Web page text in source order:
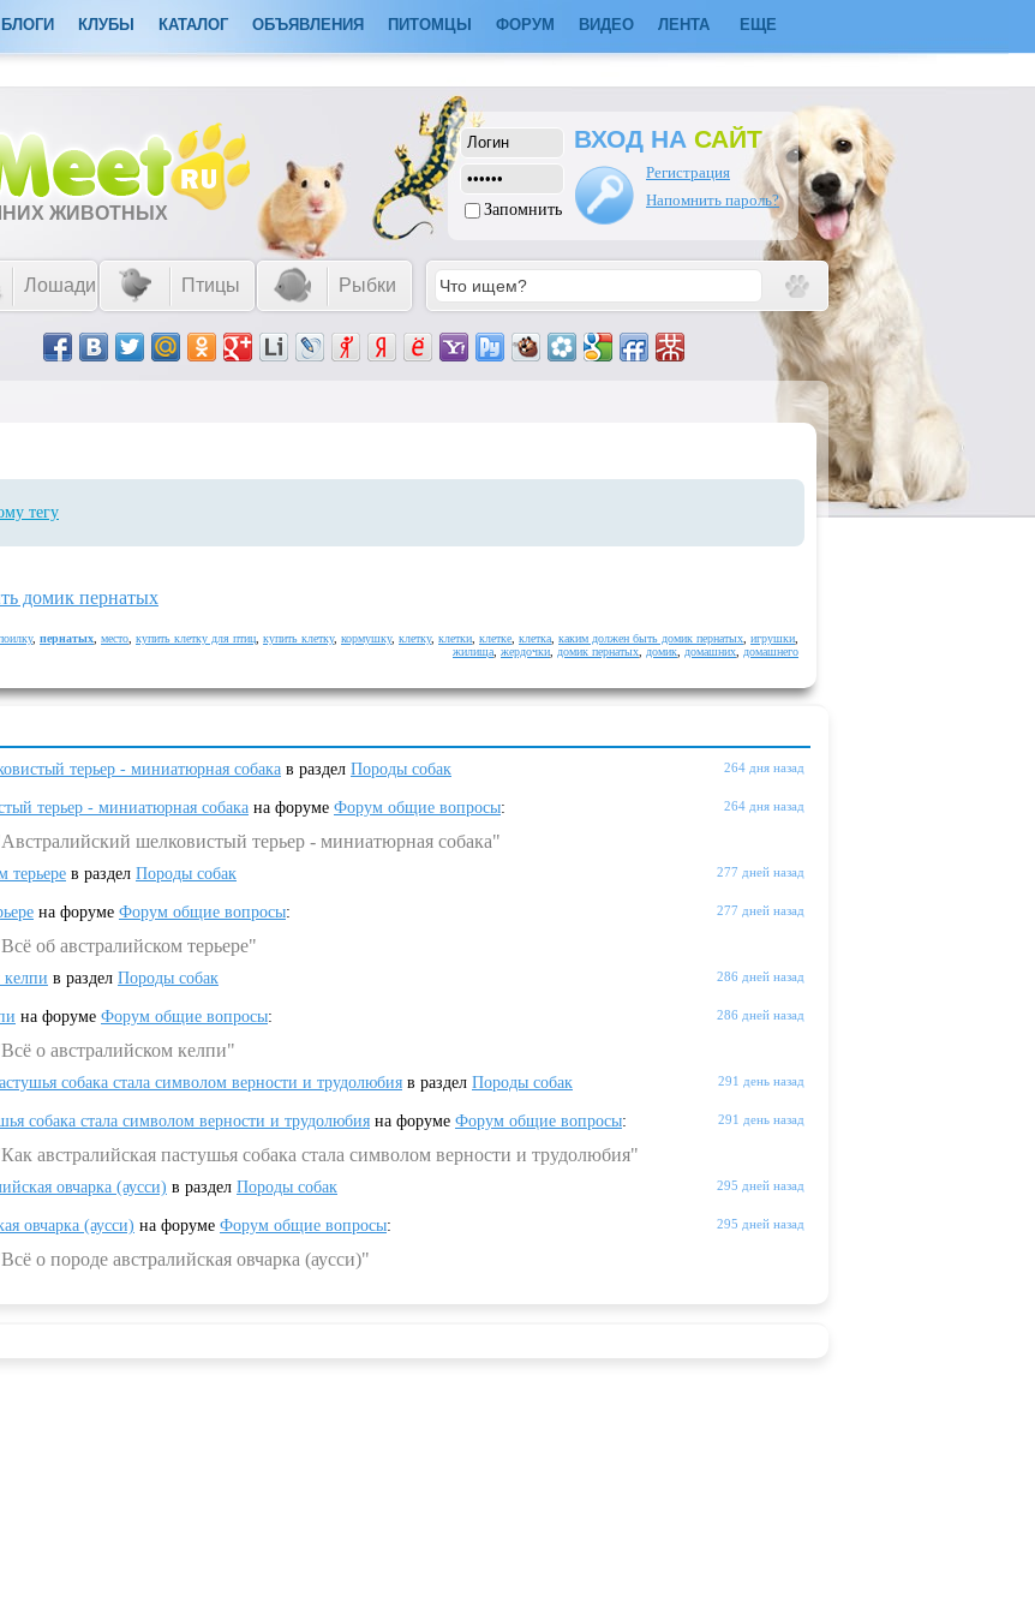
БЛОГИ КЛУБЫ КАТАЛОГ ОБЪЯВЛЕНИЯ ПИТОМЦЫ ФОРУМ ВИДЕО ЛЕНТА ЕЩЕ
ЖИВОТНЫХ Запомнить
ВХОД НА САЙТ
Регистрация
Напомнить пароль?
Лошади Птицы Рыбки
тегу
домик пернатых
, пернатых место купить клетку для птиц купить клетку, кормушку, клетку, клетки клетке клетка каким должен быть домик пернатых игрушки
жилища жердочки домик пернатых домик домашних домашнего
264 дня назад
терьер - миниатюрная собака в раздел Породы собак
264 дня назад
терьер - миниатюрная собака на форуме Форум общие вопросы:
шелковистый терьер - миниатюрная собака"
277 дней назад
терьере в раздел Породы собак
277 дней назад
на форуме Форум общие вопросы:
об австралийском терьере"
286 дней назад
келпи в раздел Породы собак
286 дней назад
на форуме Форум общие вопросы:
о австралийском келпи"
291 день назад
собака стала символом верности и трудолюбия в раздел Породы собак
291 день назад
собака стала символом верности и трудолюбия на форуме Форум общие вопросы:
австралийская пастушья собака стала символом верности и трудолюбия"
295 дней назад
овчарка (аусси) в раздел Породы собак
295 дней назад
овчарка (аусси) на форуме Форум общие вопросы:
о породе австралийская овчарка (аусси)"